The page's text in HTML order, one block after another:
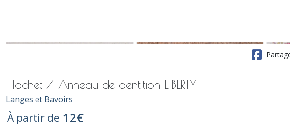
Hochet / Anneau de dentition LIBERTY
Langes et Bavoirs
À partir de 12€